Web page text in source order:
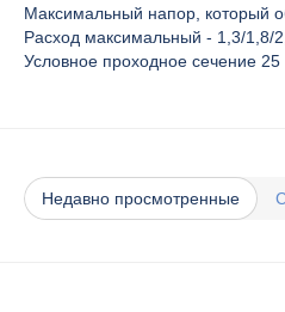
Максимальный напор, который
Расход максимальный - 1,3/1,8/
Условное проходное сечение 25
Недавно просмотренные